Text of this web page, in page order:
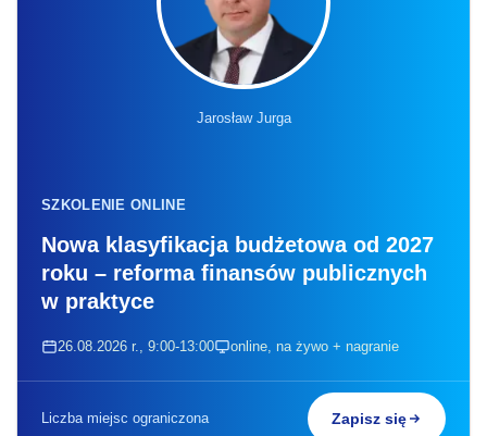
Jarosław Jurga
SZKOLENIE ONLINE
Nowa klasyfikacja budżetowa od 2027
roku – reforma finansów publicznych
w praktyce
26.08.2026 r., 9:00-13:00 online, na żywo + nagranie
Liczba miejsc ograniczona Zapisz się